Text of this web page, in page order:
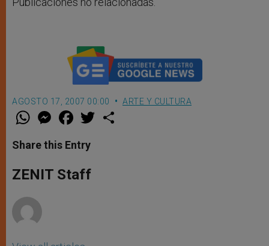
AGOSTO 17, 2007 00:00 ARTE Y CULTURA
W
t
s
p
p
M
e
s
e
g
e
F
a
e
b
o
k
w
Share this Entry
ZENIT Staff